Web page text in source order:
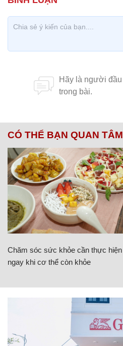
CÓ THỂ BẠN QUAN TÂM
Chăm sóc sức khỏe cần thực hiện
ngay khi cơ thể còn khỏe